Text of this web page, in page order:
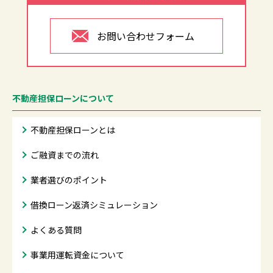
お問い合わせフォーム
不動産担保ローンについて
不動産担保ローンとは
ご融資までの流れ
業者選びのポイント
借換ローン返済シミュレーション
よくある質問
事業用運転資金について